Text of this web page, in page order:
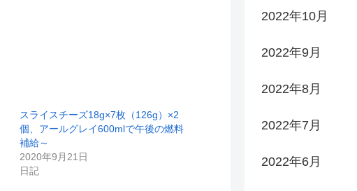
スライスチーズ18g×7枚（126g）×2
個、アールグレイ600mlで午後の燃料
補給～
2020年9月21日
日記
2022年10月
2022年9月
2022年8月
2022年7月
2022年6月